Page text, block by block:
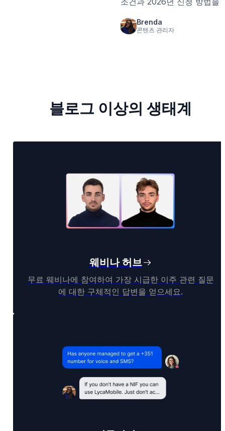
Brenda
콘텐츠 관리자
블로그 이상의 생태계
웨비나 허브
무료 웨비나에 참여하여 가장 시급한 이주 관련 질문
에 대한 구체적인 답변을 얻으세요.